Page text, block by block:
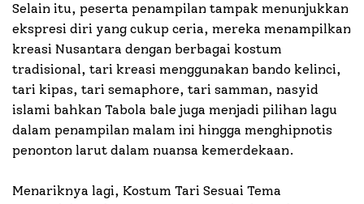
Selain itu, peserta penampilan tampak menunjukkan
ekspresi diri yang cukup ceria, mereka menampilkan
kreasi Nusantara dengan berbagai kostum
tradisional, tari kreasi menggunakan bando kelinci,
tari kipas, tari semaphore, tari samman, nasyid
islami bahkan Tabola bale juga menjadi pilihan lagu
dalam penampilan malam ini hingga menghipnotis
penonton larut dalam nuansa kemerdekaan.
Menariknya lagi, Kostum Tari Sesuai Tema